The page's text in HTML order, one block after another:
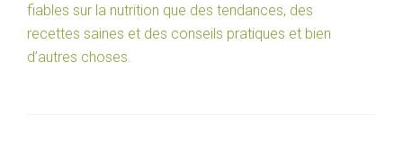
fiables sur la nutrition que des tendances, des
recettes saines et des conseils pratiques et bien
d’autres choses.